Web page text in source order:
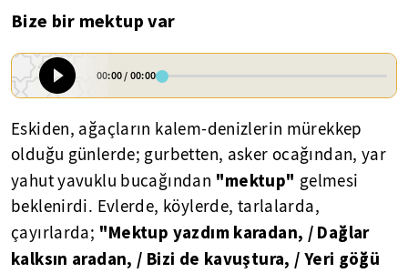
Bize bir mektup var
00:00/00:00
Eskiden, ağaçların kalem-denizlerin mürekkep
olduğu günlerde; gurbetten, asker ocağından, yar
yahut yavuklu bucağından "mektup" gelmesi
beklenirdi. Evlerde, köylerde, tarlalarda,
çayırlarda; "Mektup yazdım karadan, / Dağlar
kalksın aradan, / Bizi de kavuştura, / Yeri göğü